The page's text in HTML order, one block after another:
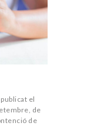
el
de
de